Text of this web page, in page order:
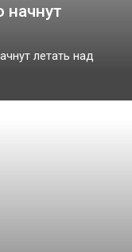
летать над